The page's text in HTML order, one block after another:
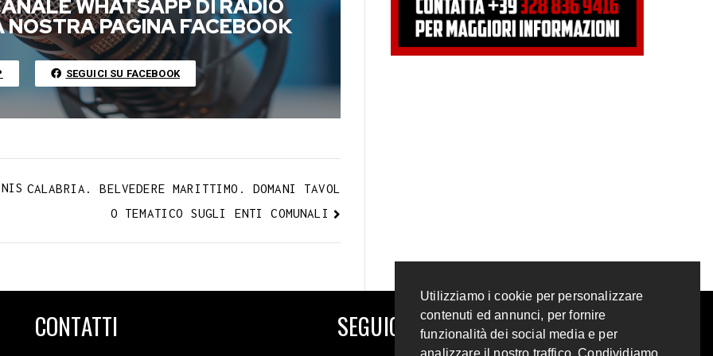
l
L
i
n
k
WHATSAPP DI RADIO
NOSTRA PAGINA FACEBOOK
SEGUICI SU FACEBOOK
CALABRIA. BELVEDERE MARITTIMO. DOMANI TAVOL
O TEMATICO SUGLI ENTI COMUNALI
CONTATTI SEGUICI SUI SOCIAL
Utilizziamo i cookie per personalizzare
contenuti ed annunci, per fornire
funzionalità dei social media e per
analizzare il nostro traffico. Condividiamo